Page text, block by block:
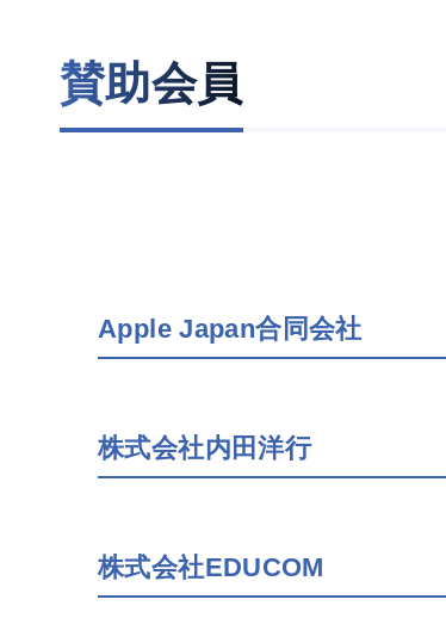
賛助会員
Apple Japan合同会社
株式会社内田洋行
株式会社EDUCOM